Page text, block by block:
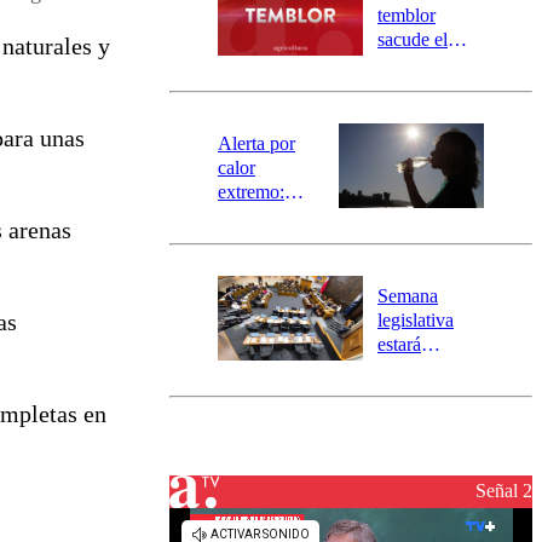
y
unas
en
activa
mensajería
SAE
temblor
sacude el
revisa la
epicentro
Alerta por
calor
extremo:
activa Alerta
Preventiva en
tres comunas
Semana
legislativa
estará
el fin de la
reconstrucciónSeñal 2